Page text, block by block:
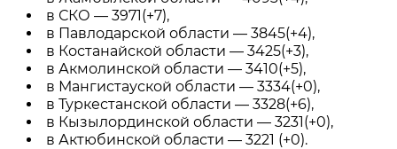
в СКО — 3971(+7),
в Павлодарской области — 3845(+4),
в Костанайской области — 3425(+3),
в Акмолинской области — 3410(+5),
в Мангистауской области — 3334(+0),
в Туркестанской области — 3328(+6),
в Кызылординской области — 3231(+0),
в Актюбинской области — 3221 (+0).